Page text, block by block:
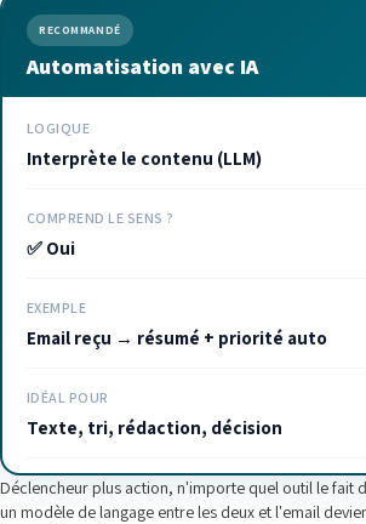
RECOMMANDÉ
Automatisation avec IA
LOGIQUE
Interprète le contenu (LLM)
COMPREND LE SENS ?
✅ Oui
EXEMPLE
Email reçu → résumé + priorité auto
IDÉAL POUR
Texte, tri, rédaction, décision
Déclencheur plus action, n'importe quel outil le fait
un modèle de langage entre les deux et l'email